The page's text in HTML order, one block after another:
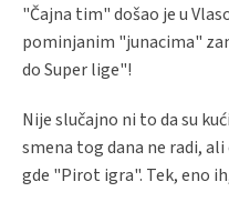
"Čajna tim" došao je u
pominjanim "junacima"
do Super lige"!
Nije slučajno ni to da su
smena tog dana ne radi,
gde "Pirot igra". Tek, eno